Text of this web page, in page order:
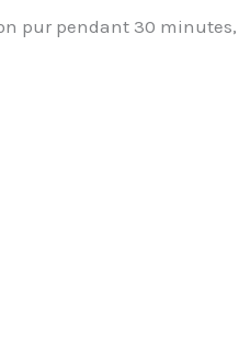
pur pendant 30 minutes,